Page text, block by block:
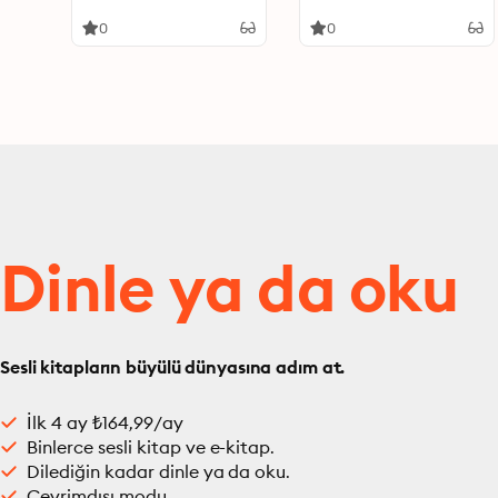
0
sayings
0
Dinle ya da oku
Sesli kitapların büyülü dünyasına adım at.
İlk 4 ay ₺164,99/ay
Binlerce sesli kitap ve e-kitap.
Dilediğin kadar dinle ya da oku.